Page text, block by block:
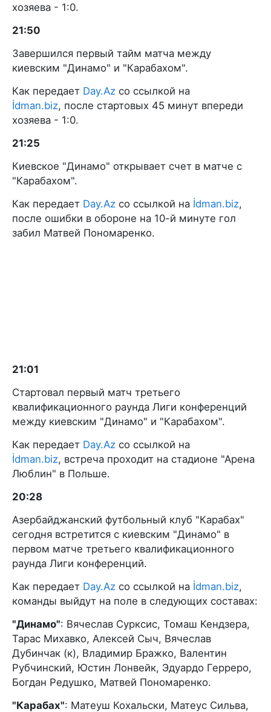
хозяева - 1:0.
21:50
Завершился первый тайм матча между
киевским "Динамо" и "Карабахом".
Как передает Day.Az со ссылкой на
İdman.biz, после стартовых 45 минут впереди
хозяева - 1:0.
21:25
Киевское "Динамо" открывает счет в матче с
"Карабахом".
Как передает Day.Az со ссылкой на İdman.biz,
после ошибки в обороне на 10-й минуте гол
забил Матвей Пономаренко.
21:01
Стартовал первый матч третьего
квалификационного раунда Лиги конференций
между киевским "Динамо" и "Карабахом".
Как передает Day.Az со ссылкой на
İdman.biz, встреча проходит на стадионе "Арена
Люблин" в Польше.
20:28
Азербайджанский футбольный клуб "Карабах"
сегодня встретится с киевским "Динамо" в
первом матче третьего квалификационного
раунда Лиги конференций.
Как передает Day.Az со ссылкой на İdman.biz,
команды выйдут на поле в следующих составах:
"Динамо": Вячеслав Сурксис, Томаш Кендзера,
Тарас Михавко, Алексей Сыч, Вячеслав
Дубинчак (к), Владимир Бражко, Валентин
Рубчинский, Юстин Лонвейк, Эдуардо Герреро,
Богдан Редушко, Матвей Пономаренко.
"Карабах": Матеуш Кохальски, Матеус Сильва,